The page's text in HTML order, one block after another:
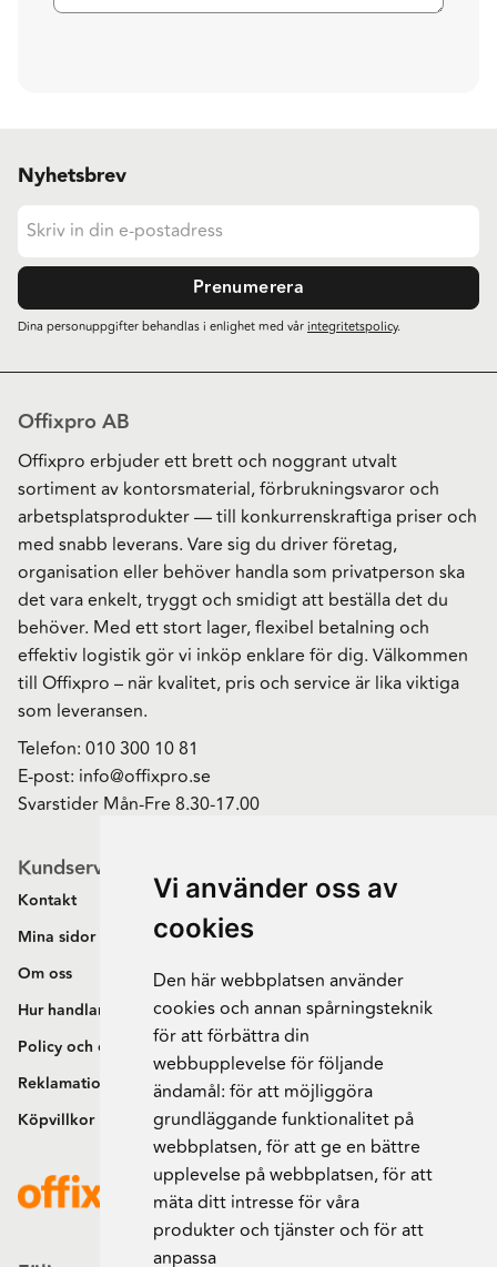
Vi använder oss av
cookies
Den här webbplatsen använder
cookies och annan spårningsteknik
för att förbättra din
webbupplevelse för följande
ändamål: för att möjliggöra
grundläggande funktionalitet på
webbplatsen,för att ge en bättre
upplevelse på webbplatsen,för att
mäta ditt intresse för våra
produkter och tjänster och för att
anpassa
Nyhetsbrev
Prenumerera
Dina personuppgifter behandlas i enlighet med vårintegritetspolicy.
Offixpro AB
Offixpro erbjuder ett brett och noggrant utvalt
sortiment av kontorsmaterial, förbrukningsvaror och
arbetsplatsprodukter — till konkurrenskraftiga priser och
med snabb leverans. Vare sig du driver företag,
organisation eller behöver handla som privatperson ska
det vara enkelt, tryggt och smidigt att beställa det du
behöver. Med ett stort lager, flexibel betalning och
effektiv logistik gör vi inköp enklare för dig. Välkommen
till Offixpro – när kvalitet, pris och service är lika viktiga
som leveransen.
Telefon: 010 300 10 81
E-post: info@offixpro.se
Svarstider Mån-Fre 8.30-17.00
Kundservice
Kontakt
Mina sidor
Om oss
Hur handlar jag?
Policy och cookies
Reklamation och retur
Köpvillkor